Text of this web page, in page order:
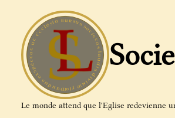
contenu
Le monde attend que l'Eglise redevienne